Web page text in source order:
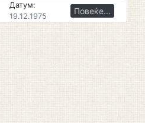
Датум:
19.12.1975
Повеќе...